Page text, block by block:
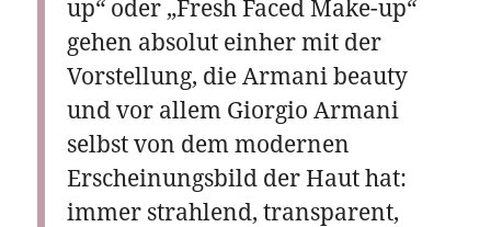
up“ oder „Fresh Faced Make-up“
gehen absolut einher mit der
Vorstellung, die Armani beauty
und vor allem Giorgio Armani
selbst von dem modernen
Erscheinungsbild der Haut hat:
immer strahlend, transparent,